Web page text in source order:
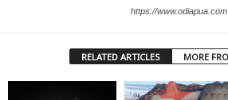
https://www.odiapua.com
RELATED ARTICLES MORE